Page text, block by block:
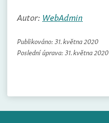
Autor: WebAdmin
Publikováno: 31. května 2020
Poslední úprava: 31. května 2020